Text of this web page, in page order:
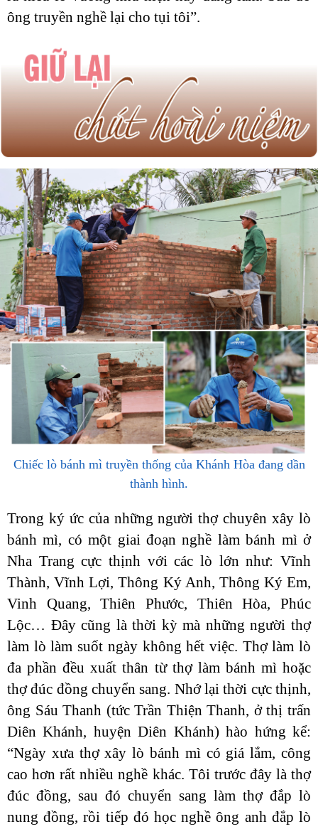
ông truyền nghề lại cho tụi tôi”.
Chiếc lò bánh mì truyền thống của Khánh Hòa đang dần
thành hình.
Trong ký ức của những người thợ chuyên xây lò
bánh mì, có một giai đoạn nghề làm bánh mì ở
Nha Trang cực thịnh với các lò lớn như: Vĩnh
Thành, Vĩnh Lợi, Thông Ký Anh, Thông Ký Em,
Vinh Quang, Thiên Phước, Thiên Hòa, Phúc
Lộc… Đây cũng là thời kỳ mà những người thợ
làm lò làm suốt ngày không hết việc. Thợ làm lò
đa phần đều xuất thân từ thợ làm bánh mì hoặc
thợ đúc đồng chuyển sang. Nhớ lại thời cực thịnh,
ông Sáu Thanh (tức Trần Thiện Thanh, ở thị trấn
Diên Khánh, huyện Diên Khánh) hào hứng kể:
“Ngày xưa thợ xây lò bánh mì có giá lắm, công
cao hơn rất nhiều nghề khác. Tôi trước đây là thợ
đúc đồng, sau đó chuyển sang làm thợ đắp lò
nung đồng, rồi tiếp đó học nghề ông anh đắp lò